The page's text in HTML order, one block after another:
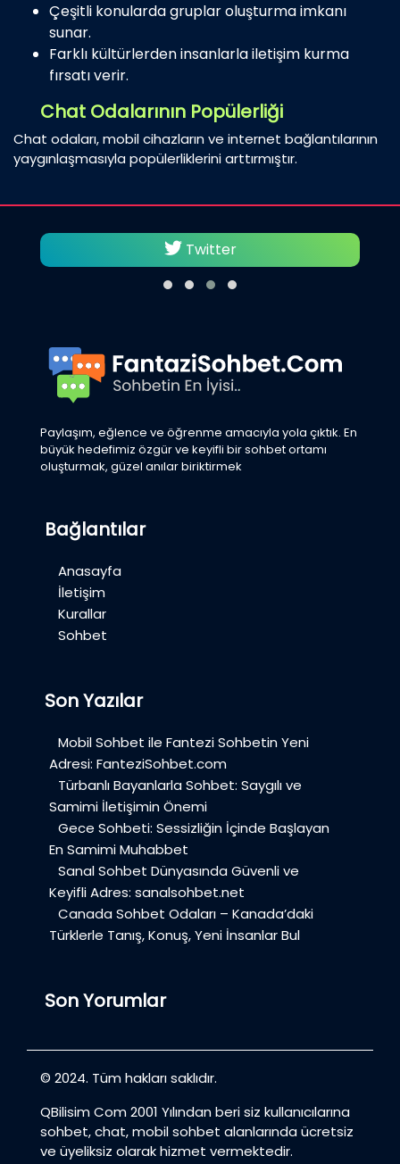
Çeşitli konularda gruplar oluşturma imkanı
sunar.
Farklı kültürlerden insanlarla iletişim kurma
fırsatı verir.
Chat Odalarının Popülerliği
Chat odaları, mobil cihazların ve internet bağlantılarının
yaygınlaşmasıyla popülerliklerini arttırmıştır.
Twitter
Paylaşım, eğlence ve öğrenme amacıyla yola çıktık. En
büyük hedefimiz özgür ve keyifli bir sohbet ortamı
oluşturmak, güzel anılar biriktirmek
Bağlantılar
Anasayfa
İletişim
Kurallar
Sohbet
Son Yazılar
Mobil Sohbet ile Fantezi Sohbetin Yeni
Adresi: FanteziSohbet.com
Türbanlı Bayanlarla Sohbet: Saygılı ve
Samimi İletişimin Önemi
Gece Sohbeti: Sessizliğin İçinde Başlayan
En Samimi Muhabbet
Sanal Sohbet Dünyasında Güvenli ve
Keyifli Adres: sanalsohbet.net
Canada Sohbet Odaları – Kanada’daki
Türklerle Tanış, Konuş, Yeni İnsanlar Bul
Son Yorumlar
© 2024. Tüm hakları saklıdır.
QBilisim Com 2001 Yılından beri siz kullanıcılarına
sohbet, chat, mobil sohbet alanlarında ücretsiz
ve üyeliksiz olarak hizmet vermektedir.